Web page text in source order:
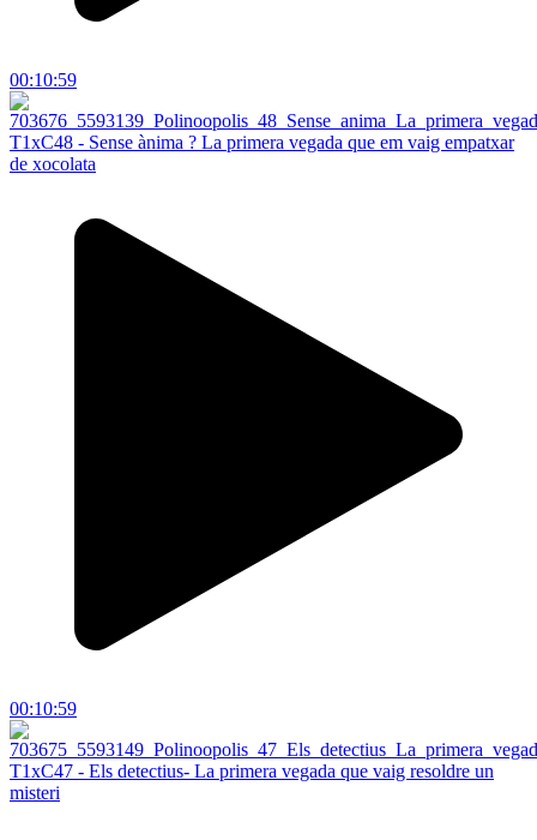
00:10:59
T1xC48 - Sense ànima ? La primera vegada que em vaig empatxar
de xocolata
00:10:59
T1xC47 - Els detectius- La primera vegada que vaig resoldre un
misteri